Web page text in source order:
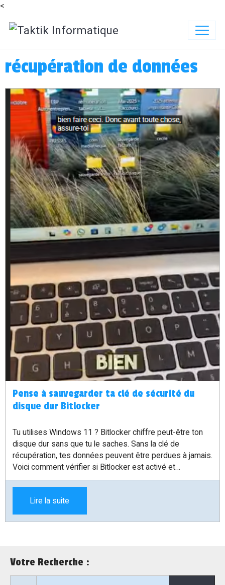
<
récupération de données
Pense à sauvegarder ta clé de sécurité du
disque dur Bitlocker
Tu utilises Windows 11 ? Bitlocker chiffre peut-être ton
disque dur sans que tu le saches. Sans la clé de
récupération, tes données peuvent être perdues à jamais.
Voici comment vérifier si Bitlocker est activé et
sauvegarder ta clé de sécurité en toute simplicité.
Lire la suite
Votre Recherche :